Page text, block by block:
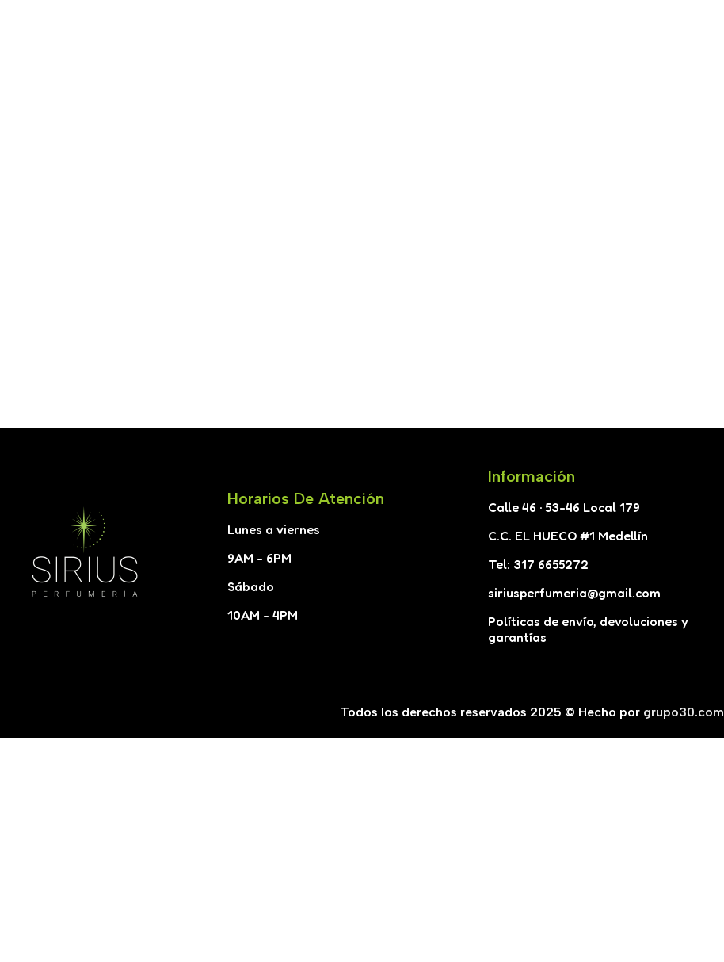
Horarios De Atención
Lunes a viernes
9AM - 6PM
Sábado
10AM - 4PM
Información
Calle 46 · 53-46 Local 179
C.C. EL HUECO #1 Medellín
Tel: 317 6655272
siriusperfumeria@gmail.com
Políticas de envío, devoluciones y
garantías
Todos los derechos reservados 2025 © Hecho por grupo30.com